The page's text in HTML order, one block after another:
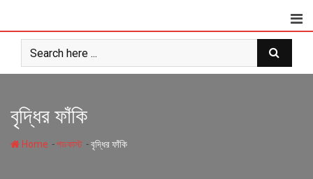
content
বৃদ্ধির ফাঁকি
Home -পডকাস্ট -বৃদ্ধির ফাঁকি